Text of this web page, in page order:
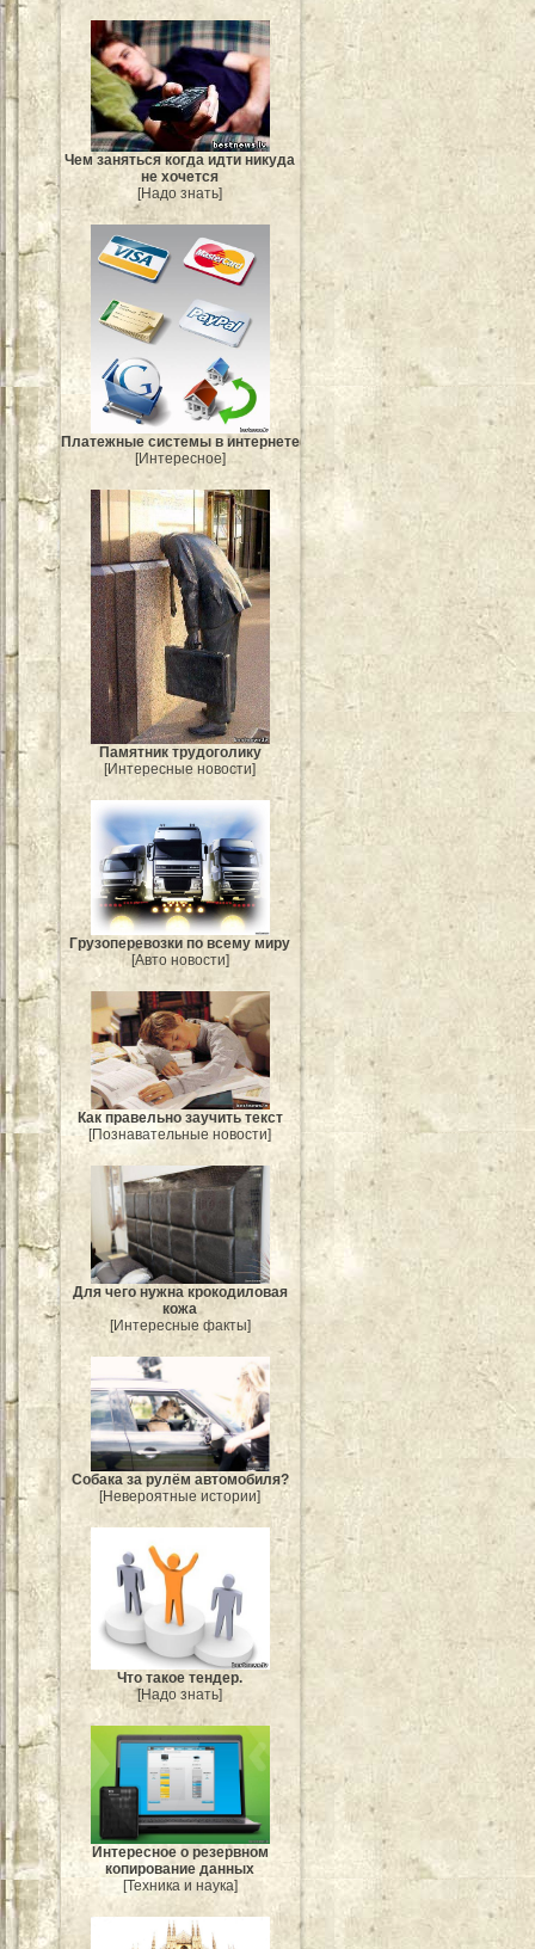
Чем заняться когда идти никуда
не хочется
[Надо знать]
Платежные системы в интернете
[Интересное]
Памятник трудоголику
[Интересные новости]
Грузоперевозки по всему миру
[Авто новости]
Как правельно заучить текст
[Познавательные новости]
Для чего нужна крокодиловая
кожа
[Интересные факты]
Собака за рулём автомобиля?
[Невероятные истории]
Что такое тендер.
[Надо знать]
Интересное о резервном
копирование данных
[Техника и наука]